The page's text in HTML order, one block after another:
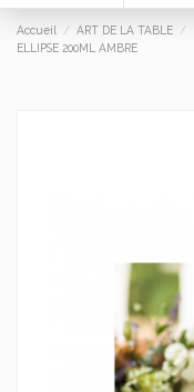
Accueil ART DE LA TABLE
ELLIPSE 200ML AMBRE